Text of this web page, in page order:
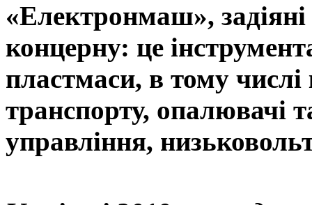
«Електронмаш»,
концерну: це
пластмаси, в тому
транспорту, опалювачі
управління,